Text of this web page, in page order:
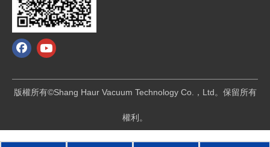
版權所有©Shang Haur Vacuum Technology Co.，Ltd。保留所有
權利。